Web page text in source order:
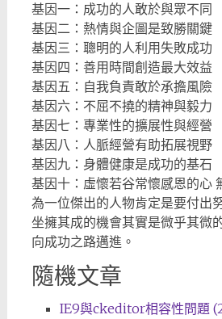
基因一：成功的人敢於與眾不同
基因二：熱情與企圖是致勝關鍵
基因三：聰明的人利用失敗成功
基因四：善用時間創造最大效益
基因五：自我負責敢於承擔風險
基因六：不屈不撓的精神與毅力
基因七：專業性的擴展性與經營
基因八：人脈經營有助拓展視野
基因九：身體健康是成功的基石
基因十：虛懷若谷常懷感恩的心
為一位傑出的人物肯定是要付出
坐擁其成的機會其實是微乎其微
向成功之路邁進。
隨機文章
IE9與ckeditor相容性問題